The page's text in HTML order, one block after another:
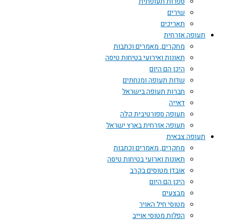
שירים
תאריכים
תעופה אזרחית
מחקרים, מאמרים וכתבות
תאונות ואירועי בטיחות טיסה
היכן הם היום
שדות תעופה ומנחתים
חברות תעופה בישראל
דאייה
תעופה ספורטיבית קלה
תעופה אזרחית בארץ ישראל
תעופה צבאית
מחקרים, מאמרים וכתבות
תאונות וארועי בטיחות טיסה
אובדן מטוסים בקרב
היכן הם היום
מבצעים
מטוסי חיל האויר
הפלות מטוסי אוייב